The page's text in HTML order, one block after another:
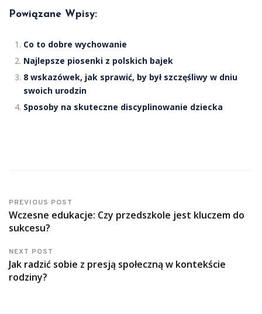
Powiązane Wpisy:
Co to dobre wychowanie
Najlepsze piosenki z polskich bajek
8 wskazówek, jak sprawić, by był szczęśliwy w dniu
swoich urodzin
Sposoby na skuteczne discyplinowanie dziecka
PREVIOUS POST
Wczesne edukacje: Czy przedszkole jest kluczem do
sukcesu?
NEXT POST
Jak radzić sobie z presją społeczną w kontekście
rodziny?